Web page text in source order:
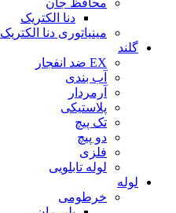
دنا الکتریک
مینیاتوری دنا الکتریک
گلند
EX ضد انفجار
آب بندی
آرمردار
پلاستیکی
تک پیچ
دو پیچ
فلزی
لوله تابلویی
لوله
خرطومی